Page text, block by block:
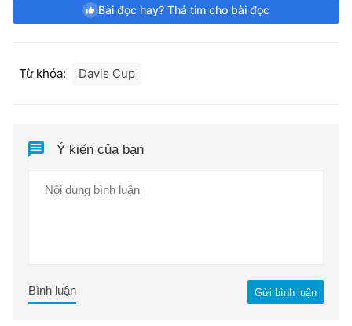
Bài đọc hay? Thả tim cho bài đọc
Từ khóa: Davis Cup
Ý kiến của bạn
Gửi bình luận
Bình luận